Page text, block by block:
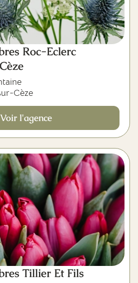
Roc-Eclerc
Cèze
Voir l'agence
Tillier Et Fils